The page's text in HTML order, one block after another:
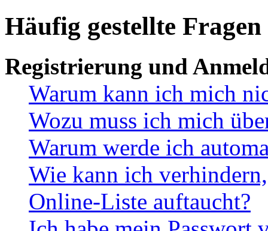
Häufig gestellte Fragen
Registrierung und
Warum kann ich mich
Wozu muss ich mich
Warum werde ich
Wie kann ich
Online-Liste auftaucht?